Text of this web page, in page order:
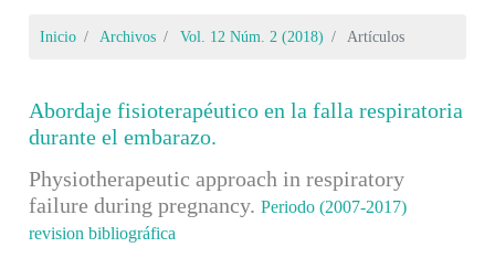
Inicio Archivos Vol. 12 Núm. 2 (2018) Artículos
Abordaje fisioterapéutico en la falla respiratoria
durante el embarazo.
Physiotherapeutic approach in respiratory
failure during pregnancy.Periodo (2007-2017)
revision bibliográfica